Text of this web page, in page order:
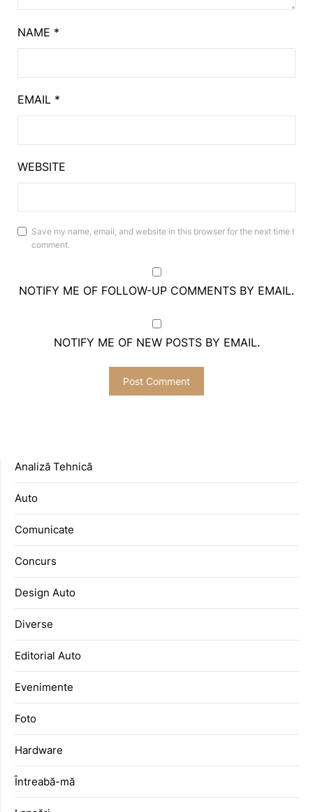
NAME *
EMAIL *
WEBSITE
Save my name, email, and website in this browser for the next time I
comment.
NOTIFY ME OF FOLLOW-UP COMMENTS BY EMAIL.
NOTIFY ME OF NEW POSTS BY EMAIL.
Analiză Tehnică
Auto
Comunicate
Concurs
Design Auto
Diverse
Editorial Auto
Evenimente
Foto
Hardware
Întreabă-mă